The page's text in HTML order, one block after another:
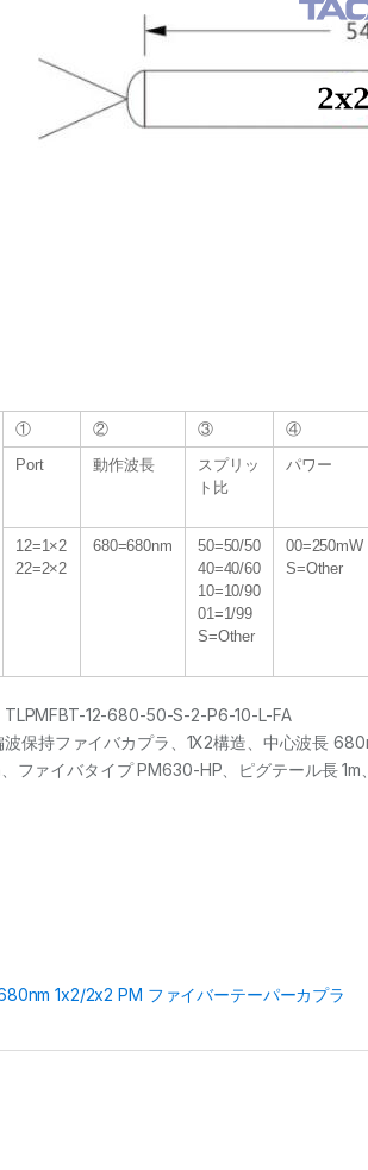
① ② ③ ④
Port
動作波長
スプリッ
ト比
パワー
12=1×2
22=2×2
680=680nm
50=50/50
40=40/60
10=10/90
01=1/99
S=Other
00=250mW
S=Other
TLPMFBT-12-680-50-S-2-P6-10-L-FA
波保持ファイバカプラ、1X2構造、中心波長
ファイバタイプ PM630-HP、ピグテール長
1x2/2x2 PM ファイバーテーパーカプラ